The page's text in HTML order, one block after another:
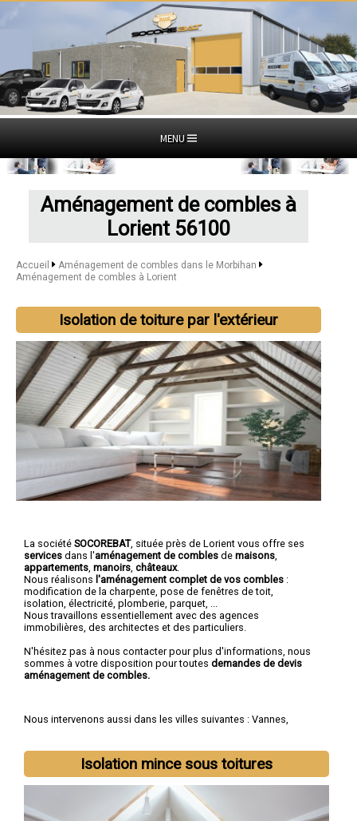
MENU
Aménagement de combles à
Lorient 56100
Accueil
Aménagement de combles dans le Morbihan
Aménagement de combles à Lorient
Isolation de toiture par l'extérieur
La société SOCOREBAT, située près de Lorient vous offre ses
services dans l'aménagement de combles de maisons
appartements manoirs châteaux.
Nous réalisons l'aménagement complet de vos combles :
modification de la charpente, pose de fenêtres de toit,
isolation, électricité, plomberie, parquet, ...
Nous travaillons essentiellement avec des agences
immobilières, des architectes et des particuliers.
N'hésitez pas à nous contacter pour plus d'informations, nous
sommes à votre disposition pour toutes demandes de devis
aménagement de combles.
Nous intervenons aussi dans les villes suivantes : Vannes,
Isolation mince sous toitures